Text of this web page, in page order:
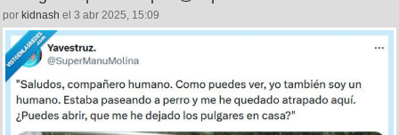
por kidnash el 3 abr 2025, 15:09